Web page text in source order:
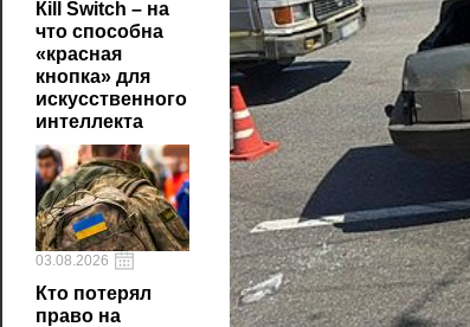
Кill Switch – на
что способна
«красная
кнопка» для
искусственного
интеллекта
03.08.2026
Кто потерял
право на